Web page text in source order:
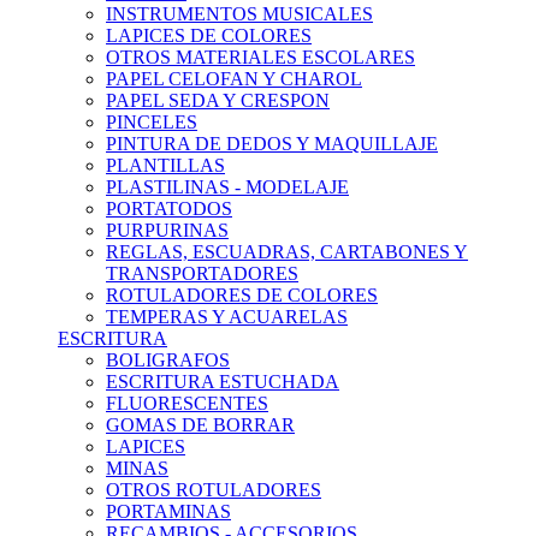
INSTRUMENTOS MUSICALES
LAPICES DE COLORES
OTROS MATERIALES ESCOLARES
PAPEL CELOFAN Y CHAROL
PAPEL SEDA Y CRESPON
PINCELES
PINTURA DE DEDOS Y MAQUILLAJE
PLANTILLAS
PLASTILINAS - MODELAJE
PORTATODOS
PURPURINAS
REGLAS, ESCUADRAS, CARTABONES Y
TRANSPORTADORES
ROTULADORES DE COLORES
TEMPERAS Y ACUARELAS
ESCRITURA
BOLIGRAFOS
ESCRITURA ESTUCHADA
FLUORESCENTES
GOMAS DE BORRAR
LAPICES
MINAS
OTROS ROTULADORES
PORTAMINAS